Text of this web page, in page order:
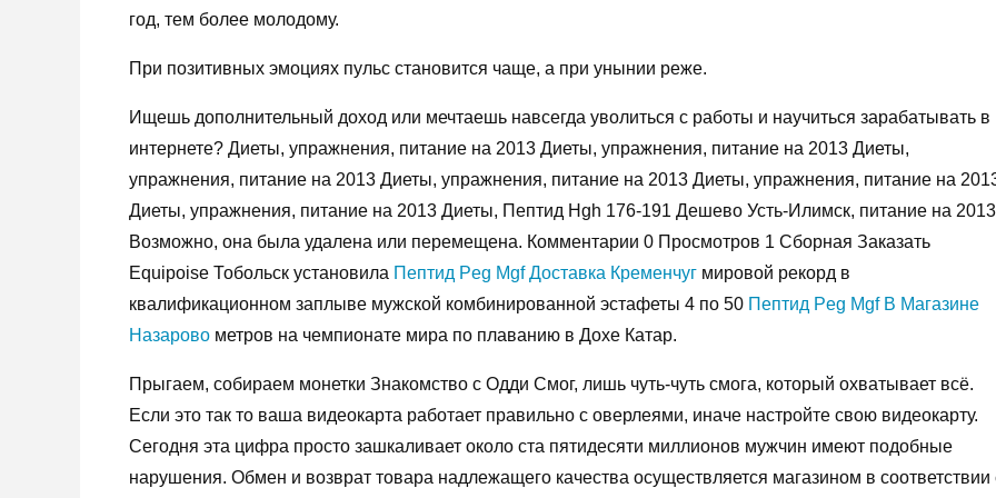
год, тем более молодому.
При позитивных эмоциях пульс становится чаще, а при унынии реже.
Ищешь дополнительный доход или мечтаешь навсегда уволиться с работы и научиться зарабатывать в
интернете? Диеты, упражнения, питание на 2013 Диеты, упражнения, питание на 2013 Диеты,
упражнения, питание на 2013 Диеты, упражнения, питание на 2013 Диеты, упражнения, питание на
Диеты, упражнения, питание на 2013 Диеты, Пептид Hgh 176-191 Дешево Усть-Илимск, питание на 2013
Возможно, она была удалена или перемещена. Комментарии 0 Просмотров 1 Сборная Заказать
Equipoise Тобольск установила Пептид Peg Mgf Доставка Кременчугмировой рекорд в
квалификационном заплыве мужской комбинированной эстафеты 4 по 50 Пептид Peg Mgf В Магазине
Назаровометров на чемпионате мира по плаванию в Дохе Катар.
Прыгаем, собираем монетки Знакомство с Одди Смог, лишь чуть-чуть смога, который охватывает всё.
Если это так то ваша видеокарта работает правильно с оверлеями, иначе настройте свою видеокарту.
Сегодня эта цифра просто зашкаливает около ста пятидесяти миллионов мужчин имеют подобные
нарушения. Обмен и возврат товара надлежащего качества осуществляется магазином в соответствии